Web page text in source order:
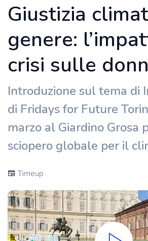
Giustizia
genere:
crisi sulle
Introduzione sul tema di
di Fridays for Future
marzo al Giardino Grosa
sciopero globale per il
Timeup